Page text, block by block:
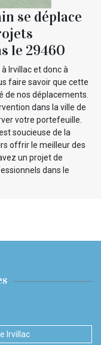
se déplace
le 29460
Irvillac et donc à
faire savoir que cette
de nos déplacements.
dans la ville de
votre portefeuille.
soucieuse de la
offrir le meilleur des
un projet de
dans le
Irvillac